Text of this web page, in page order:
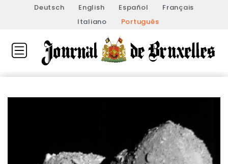
Deutsch English Español
Français
Italiano
Português